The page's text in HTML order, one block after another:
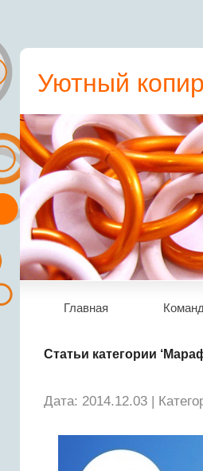
Уютный
пресс-релиз,
Главная
Статьи категории
Дата: 2014.12.03 |